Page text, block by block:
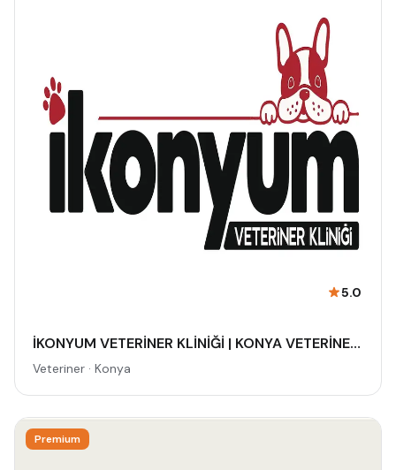
5.0
İKONYUM VETERİNER KLİNİĞİ | KONYA VETERİNER-MERAM VETERİNER-SELÇUKLU VETERİNER-KARATAY | ACİL-7/24 NÖBETÇİ VETERİNER KLİNİĞİ
Veteriner · Konya
Premium